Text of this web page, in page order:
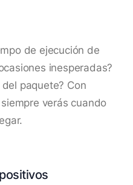
de ejecución de
inesperadas?
paquete? Con
verás cuando